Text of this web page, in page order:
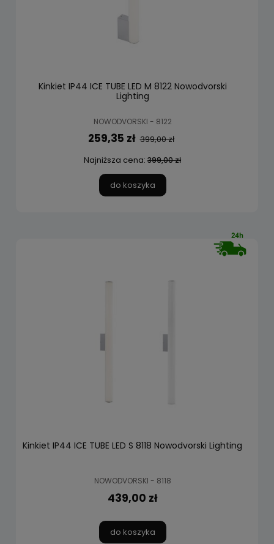
Kinkiet IP44 ICE TUBE LED M 8122 Nowodvorski
Lighting
NOWODVORSKI - 8122
259,35 zł 399,00 zł
Najniższa cena: 399,00 zł
do koszyka
Kinkiet IP44 ICE TUBE LED S 8118 Nowodvorski Lighting
NOWODVORSKI - 8118
439,00 zł
do koszyka